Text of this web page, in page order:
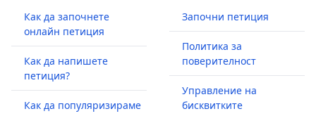
Как да започнете
онлайн петиция
Как да напишете
петиция?
Как да популяризираме
Започни петиция
Политика за
поверителност
Управление на
бисквитките